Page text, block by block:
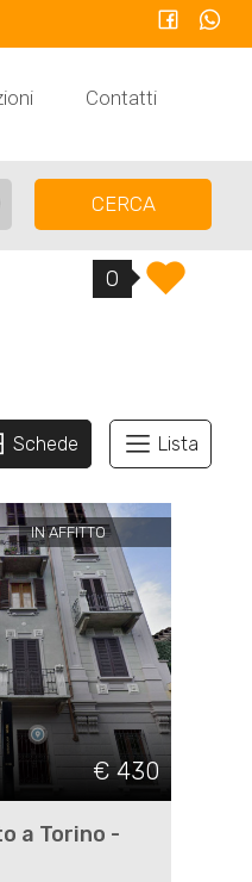
Contatti
CERCA
0
Schede Lista
IN AFFITTO
€ 430
a Torino -